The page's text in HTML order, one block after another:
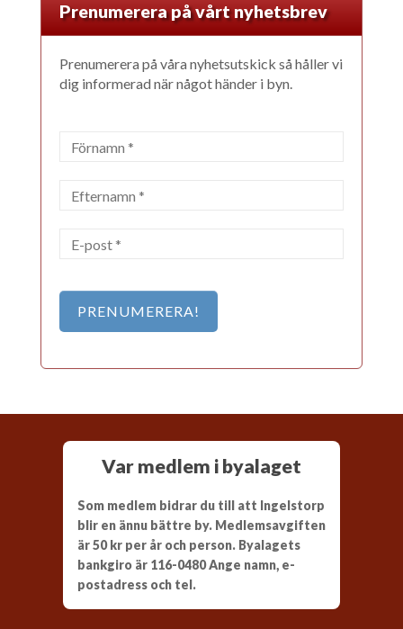
Prenumerera på vårt nyhetsbrev
Prenumerera på våra nyhetsutskick så håller vi
dig informerad när något händer i byn.
Var medlem i byalaget
Som medlem bidrar du till att Ingelstorp
blir en ännu bättre by. Medlemsavgiften
är 50 kr per år och person. Byalagets
bankgiro är 116-0480 Ange namn, e-
postadress och tel.